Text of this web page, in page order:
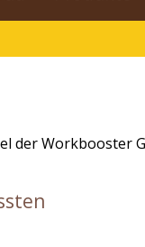
der Workbooster